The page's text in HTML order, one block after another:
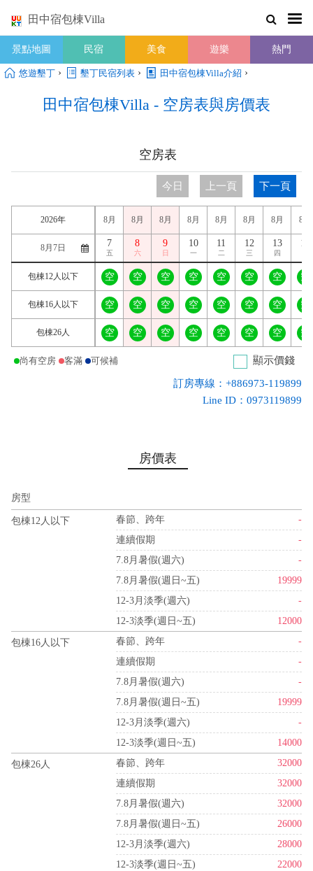
田中宿包棟Villa
景點地圖 民宿 美食 遊樂 熱門
悠遊墾丁 › 墾丁民宿列表 › 田中宿包棟Villa介紹 ›
田中宿包棟Villa - 空房表與房價表
空房表
今日 上一頁 下一頁
2026年
包棟12人以下
包棟16人以下
包棟26人
8月
7
五
空
空
空
8月
8
六
空
空
空
8月
9
日
空
空
空
8月
10
一
空
空
空
8月
11
二
空
空
空
8月
12
三
空
空
空
8月
13
四
空
空
空
8月
14
空
空
空
尚有空房 客滿 可候補 顯示價錢
訂房專線：+886973-119899
Line ID：0973119899
房價表
房型
包棟12人以下 春節、跨年
-
連續假期
-
7.8月暑假(週六)
-
7.8月暑假(週日~五)
19999
12-3月淡季(週六)
-
12-3淡季(週日~五)
12000
包棟16人以下 春節、跨年
-
連續假期
-
7.8月暑假(週六)
-
7.8月暑假(週日~五)
19999
12-3月淡季(週六)
-
12-3淡季(週日~五)
14000
包棟26人 春節、跨年
32000
連續假期
32000
7.8月暑假(週六)
32000
7.8月暑假(週日~五)
26000
12-3月淡季(週六)
28000
12-3淡季(週日~五)
22000